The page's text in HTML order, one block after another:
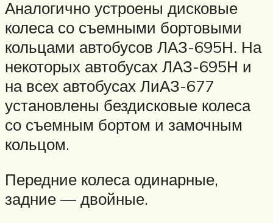
Аналогично устроены дисковые
колеса со съемными бортовыми
кольцами автобусов ЛАЗ-695Н. На
некоторых автобусах ЛАЗ-695Н и
на всех автобусах ЛиАЗ-677
установлены бездисковые колеса
со съемным бортом и замочным
кольцом.
Передние колеса одинарные,
задние — двойные.